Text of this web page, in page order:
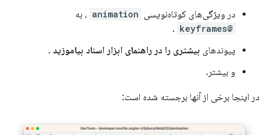
در ویژگی‌های کوتاه‌نویسی animation ، به
@keyframes
.
پیوندهای بیشتری را در راهنمای ابزار اسناد بیاموزید .
و بیشتر.
در اینجا برخی از آنها برجسته شده است: